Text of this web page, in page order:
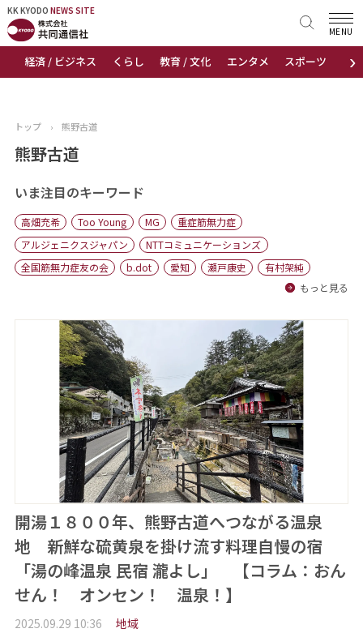
KK KYODO NEWS SITE
›
経済 / ビジネス くらし 教育 / 文化 エンタメ スポーツ 地域
MENU
KK KYODONEWS SITE
トップページ
ニュース
おすすめコンテンツ
出版物
会社概要
トップ › 熊野古道
熊野古道
いま注目のキーワード
高畑充希 Too Young MG
重症筋無力症
アルジェニクスジャパン
NTTコミュニケーションズ
全国筋無力症友の会
b.dot 愛知 瀬戸康史
有村架純
もっと見る
開湯１８００年、熊野古道へつながる温泉
地 新鮮な硫黄泉を掛け流す料理自慢の宿
「湯の峰温泉 民宿 瀧よし」 【コラム：おん
せん！ オンセン！ 温泉！】
2025.09.29 10:36 地域